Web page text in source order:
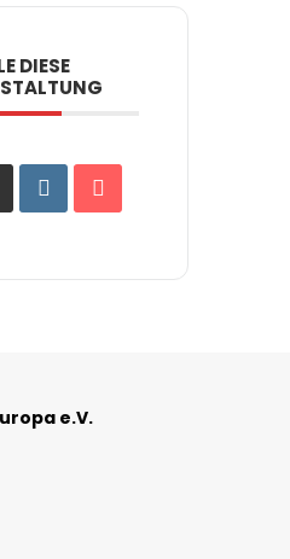
DIESE
e.V.